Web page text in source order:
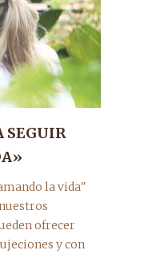
SEGUIR
la vida"
ofrecer
y con